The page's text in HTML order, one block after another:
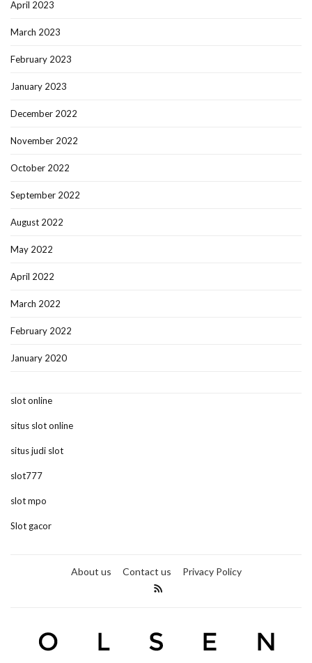
April 2023
March 2023
February 2023
January 2023
December 2022
November 2022
October 2022
September 2022
August 2022
May 2022
April 2022
March 2022
February 2022
January 2020
slot online
situs slot online
situs judi slot
slot777
slot mpo
Slot gacor
About us Contact us Privacy Policy